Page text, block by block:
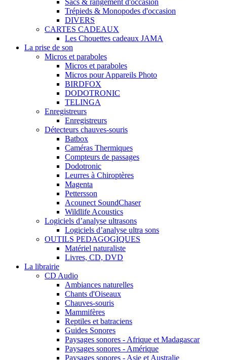
Sacs & rangement d'occasion
Trépieds & Monopodes d'occasion
DIVERS
CARTES CADEAUX
Les Chouettes cadeaux JAMA
La prise de son
Micros et paraboles
Micros et paraboles
Micros pour Appareils Photo
BIRDFOX
DODOTRONIC
TELINGA
Enregistreurs
Enregistreurs
Détecteurs chauves-souris
Batbox
Caméras Thermiques
Compteurs de passages
Dodotronic
Leurres à Chiroptères
Magenta
Pettersson
Acounect SoundChaser
Wildlife Acoustics
Logiciels d’analyse ultrasons
Logiciels d’analyse ultra sons
OUTILS PEDAGOGIQUES
Matériel naturaliste
Livres, CD, DVD
La librairie
CD Audio
Ambiances naturelles
Chants d'Oiseaux
Chauves-souris
Mammifères
Reptiles et batraciens
Guides Sonores
Paysages sonores - Afrique et Madagascar
Paysages sonores - Amérique
Paysages sonores - Asie et Australie